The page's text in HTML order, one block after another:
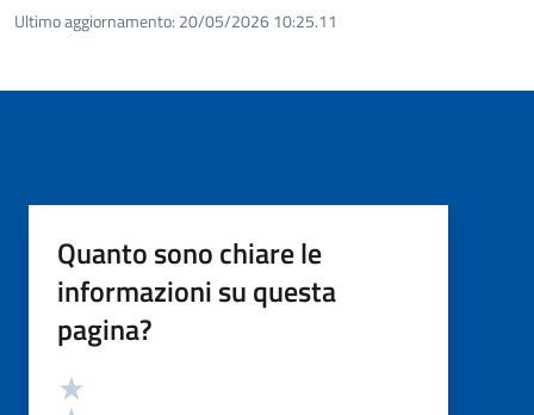
Ultimo aggiornamento: 20/05/2026 10:25.11
Quanto sono chiare le
informazioni su questa
pagina?
Valutazione